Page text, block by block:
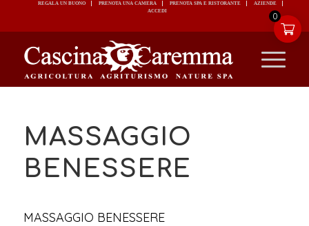
0
REGALA UN BUONO PRENOTA UNA CAMERA PRENOTA SPA E RISTORANTE
MASSAGGIO
BENESSERE
MASSAGGIO BENESSERE